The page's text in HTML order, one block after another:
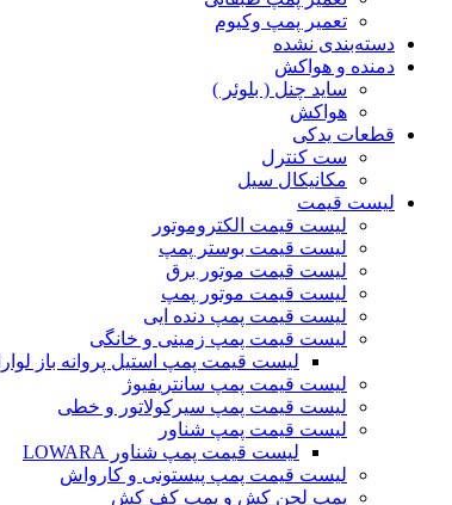
تعمیر پمپ وکیوم
دسته‌بندی نشده
دمنده و هواکش
ساید چنل ( بلوئر )
هواکش
قطعات یدکی
ست کنترل
مکانیکال سیل
لیست قیمت
لیست قیمت الکتروموتور
لیست قیمت بوستر پمپ
لیست قیمت موتور برق
لیست قیمت موتور پمپ
لیست قیمت پمپ دنده ایی
لیست قیمت پمپ زمینی و خانگی
ليست قيمت پمپ استيل پروانه باز لوارا LOWARA
لیست قیمت پمپ سانتریفیوژ
لیست قیمت پمپ سیرکولاتور و خطی
لیست قیمت پمپ شناور
لیست قیمت پمپ شناور LOWARA
لیست قیمت پمپ پیستونی و کارواش
پمپ لجن کش و پمپ کف کش